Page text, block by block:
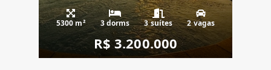
5300 m² 3 dorms 3 suítes 2 vagas
R$ 3.200.000